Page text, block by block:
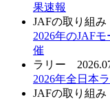
果速報
JAFの取り組み
2026年のJAF
催
ラリー
2026年全日本
JAFの取り組み